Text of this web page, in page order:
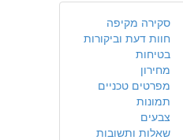
סקירה מקיפה
חוות דעת וביקורות
בטיחות
מחירון
מפרטים טכניים
תמונות
צבעים
שאלות ותשובות